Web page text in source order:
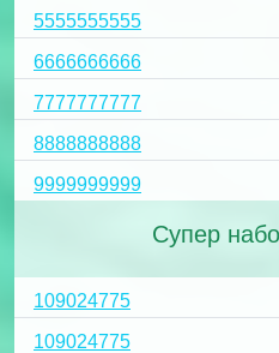
5555555555
6666666666
7777777777
8888888888
9999999999
Супер
109024775
109024775